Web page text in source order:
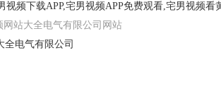
视频下载APP,宅男视频APP免费观看,宅男视频看
站大全电气有限公司网站